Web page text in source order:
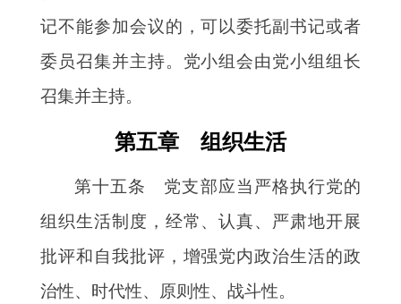
记不能参加会议的，可以委托副书记或者
委员召集并主持。党小组会由党小组组长
召集并主持。
第五章 组织生活
第十五条 党支部应当严格执行党的
组织生活制度，经常、认真、严肃地开展
批评和自我批评，增强党内政治生活的政
治性、时代性、原则性、战斗性。